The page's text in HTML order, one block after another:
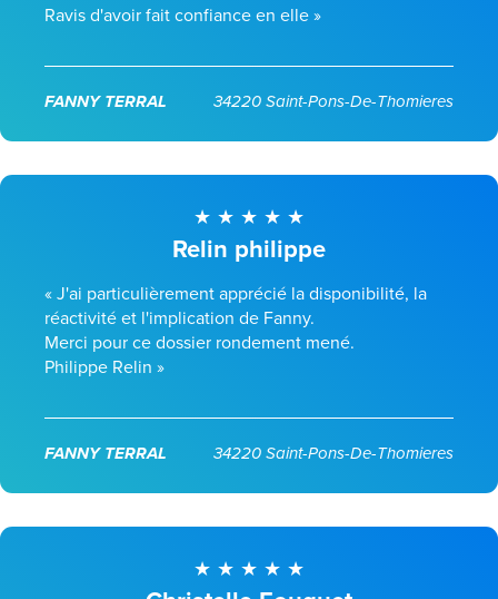
Ravis d'avoir fait confiance en elle »
FANNY TERRAL 34220 Saint-Pons-De-Thomieres
Relin philippe
« J'ai particulièrement apprécié la disponibilité, la
réactivité et l'implication de Fanny.
Merci pour ce dossier rondement mené.
Philippe Relin »
FANNY TERRAL 34220 Saint-Pons-De-Thomieres